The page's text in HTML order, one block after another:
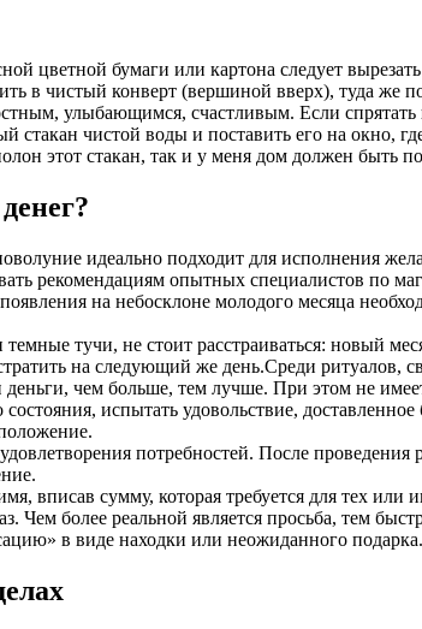
цветной бумаги или картона следует
в чистый конверт (вершиной вверх), туда
улыбающимся, счастливым. Если
чистой воды и поставить его на окно,
этот стакан, так и у меня дом должен быть
идеально подходит для исполнения
рекомендациям опытных специалистов по
на небосклоне молодого месяца
тучи, не стоит расстраиваться: новый
на следующий же день.Среди ритуалов,
чем больше, тем лучше. При этом не
испытать удовольствие,
потребностей. После
вписав сумму, которая требуется для тех
Чем более реальной является просьба, тем
в виде находки или неожиданного подарка.